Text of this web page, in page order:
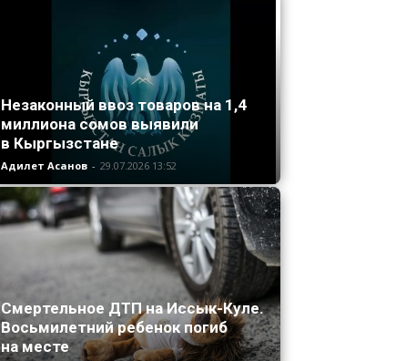
Незаконный ввоз товаров на 1,4
миллиона сомов выявили
в Кыргызстане
Адилет Асанов - 29.07.2026 13:52
Смертельное ДТП на Иссык-Куле.
Восьмилетний ребенок погиб
на месте